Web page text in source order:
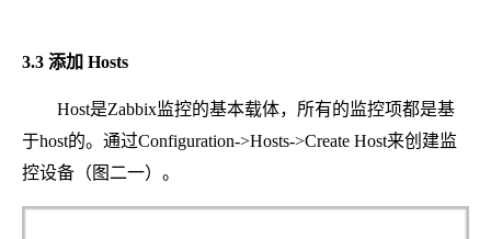
3.3 添加 Hosts
Host是Zabbix监控的基本载体，所有的监控项都是基
于host的。通过Configuration->Hosts->Create Host来创建监
控设备（图二一）。